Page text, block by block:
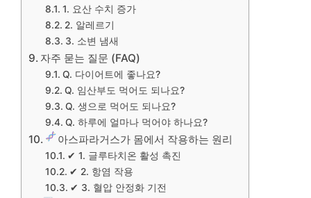
1. 요산 수치 증가
2. 알레르기
3. 소변 냄새
자주 묻는 질문 (FAQ)
Q. 다이어트에 좋나요?
Q. 임산부도 먹어도 되나요?
Q. 생으로 먹어도 되나요?
Q. 하루에 얼마나 먹어야 하나요?
아스파라거스가 몸에서 작용하는 원리
✔ 1. 글루타치온 활성 촉진
✔ 2. 항염 작용
✔ 3. 혈압 안정화 기전